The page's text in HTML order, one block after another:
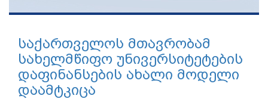
საქართველოს მთავრობამ
სახელმწიფო უნივერსიტეტების
დაფინანსების ახალი მოდელი
დაამტკიცა